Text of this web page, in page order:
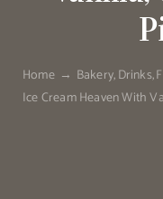
Home Bakery Drinks
Ice Cream Heaven With